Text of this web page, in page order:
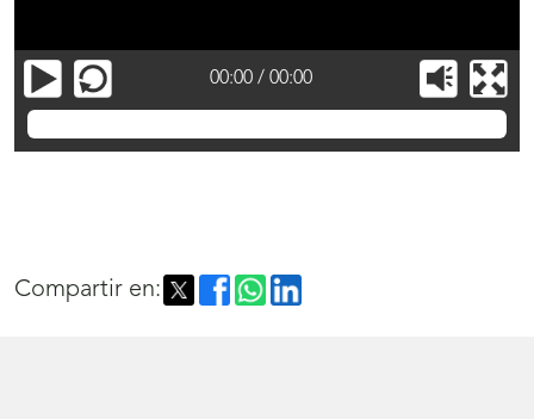
Ignacio Sole Bahima
00:00 / 00:00
Compartir en: